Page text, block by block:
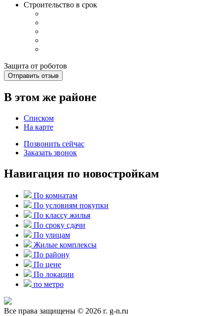
Строительство в срок
Защита от роботов
Отправить отзыв
В этом же районе
Списком
На карте
Позвонить сейчас
Заказать звонок
Навигация по новостройкам
По комнатам
По условиям покупки
По классу жилья
По сроку сдачи
По улицам
Жилые комплексы
По району
По цене
По локации
по метро
Все права защищены © 2026 г. g-n.ru